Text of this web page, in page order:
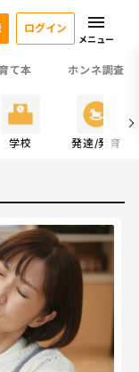
て本 ホンネ調査
ログイン
メニュー
学校 発達/発育